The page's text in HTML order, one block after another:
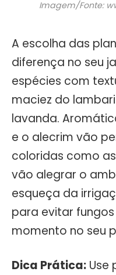
Imagem/Fonte:
A escolha das
diferença no seu
espécies com
maciez do
lavanda.
e o alecrim vão
coloridas como
vão alegrar o
esqueça da
para evitar
momento no seu
Dica Prática: Use